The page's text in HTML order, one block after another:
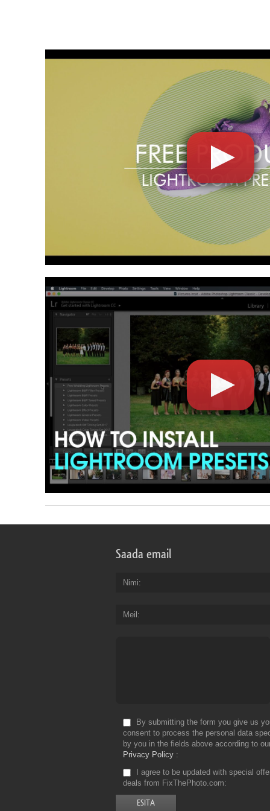
Saada email
Nimi
Meil
By submitting the form you give us
consent to process the personal data
by you in the fields above according to
Privacy Policy
I agree to be updated with special
deals from FixThePhoto.com